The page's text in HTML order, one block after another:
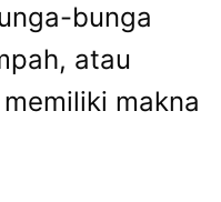
bunga
atau
makna